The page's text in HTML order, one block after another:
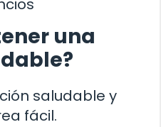
una
saludable y
fácil.